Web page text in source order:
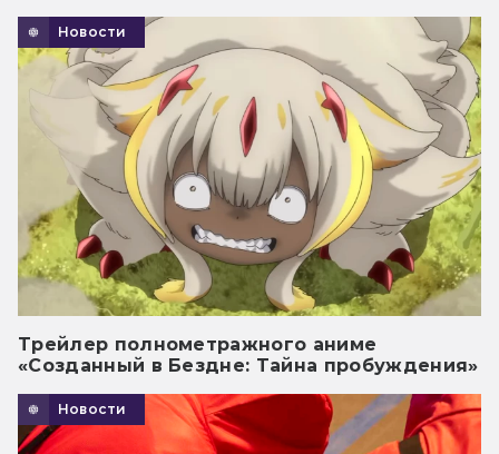
Новости
Трейлер полнометражного аниме
«Созданный в Бездне: Тайна пробуждения»
Новости